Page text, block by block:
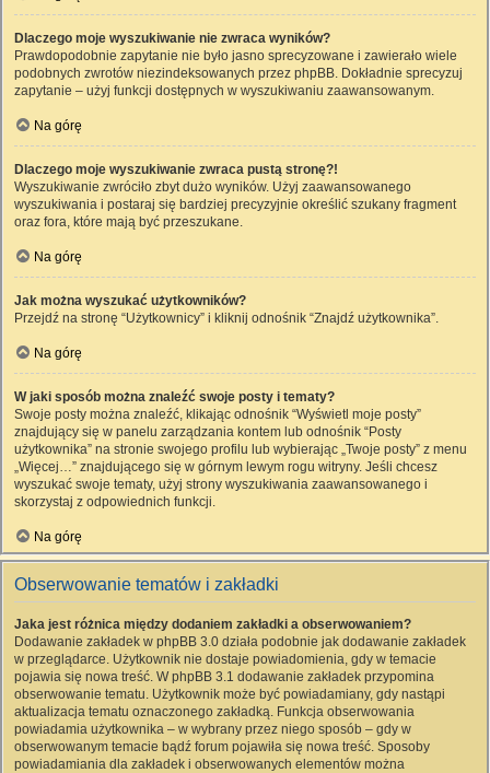
Dlaczego moje wyszukiwanie nie zwraca wyników?
Prawdopodobnie zapytanie nie było jasno sprecyzowane i zawierało wiele
podobnych zwrotów niezindeksowanych przez phpBB. Dokładnie sprecyzuj
zapytanie – użyj funkcji dostępnych w wyszukiwaniu zaawansowanym.
Na górę
Dlaczego moje wyszukiwanie zwraca pustą stronę?!
Wyszukiwanie zwróciło zbyt dużo wyników. Użyj zaawansowanego
wyszukiwania i postaraj się bardziej precyzyjnie określić szukany fragment
oraz fora, które mają być przeszukane.
Na górę
Jak można wyszukać użytkowników?
Przejdź na stronę “Użytkownicy” i kliknij odnośnik “Znajdź użytkownika”.
Na górę
W jaki sposób można znaleźć swoje posty i tematy?
Swoje posty można znaleźć, klikając odnośnik “Wyświetl moje posty”
znajdujący się w panelu zarządzania kontem lub odnośnik “Posty
użytkownika” na stronie swojego profilu lub wybierając „Twoje posty” z menu
„Więcej…” znajdującego się w górnym lewym rogu witryny. Jeśli chcesz
wyszukać swoje tematy, użyj strony wyszukiwania zaawansowanego i
skorzystaj z odpowiednich funkcji.
Na górę
Obserwowanie tematów i zakładki
Jaka jest różnica między dodaniem zakładki a obserwowaniem?
Dodawanie zakładek w phpBB 3.0 działa podobnie jak dodawanie zakładek
w przeglądarce. Użytkownik nie dostaje powiadomienia, gdy w temacie
pojawia się nowa treść. W phpBB 3.1 dodawanie zakładek przypomina
obserwowanie tematu. Użytkownik może być powiadamiany, gdy nastąpi
aktualizacja tematu oznaczonego zakładką. Funkcja obserwowania
powiadamia użytkownika – w wybrany przez niego sposób – gdy w
obserwowanym temacie bądź forum pojawiła się nowa treść. Sposoby
powiadamiania dla zakładek i obserwowanych elementów można